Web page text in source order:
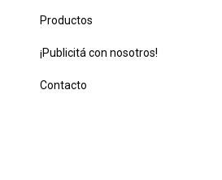
Productos
¡Publicitá con nosotros!
Contacto